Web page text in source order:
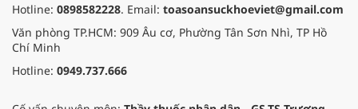
Hotline: 0898582228. Email: toasoansuckhoeviet@gmail.com
Văn phòng TP.HCM: 909 Âu cơ, Phường Tân Sơn Nhì, TP Hồ
Chí Minh
Hotline: 0949.737.666